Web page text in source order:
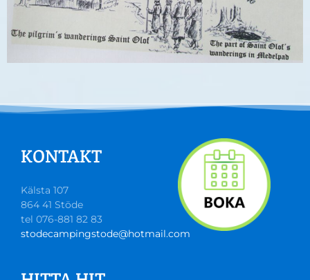
KONTAKT
Kälsta 107
864 41 Stöde
tel 076-881 82 83
stodecampingstode@hotmail.com